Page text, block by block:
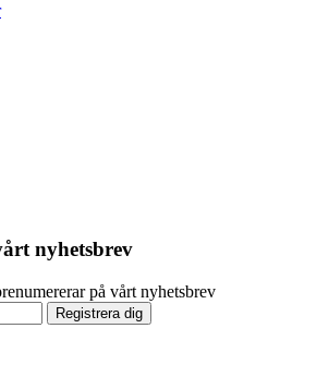
nyhetsbrev
på vårt nyhetsbrev
Registrera dig